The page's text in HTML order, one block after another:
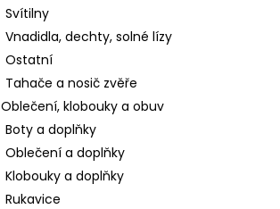
Svítilny
Vnadidla, dechty, solné lízy
Ostatní
Tahače a nosič zvěře
Oblečení, klobouky a obuv
Boty a doplňky
Oblečení a doplňky
Klobouky a doplňky
Rukavice